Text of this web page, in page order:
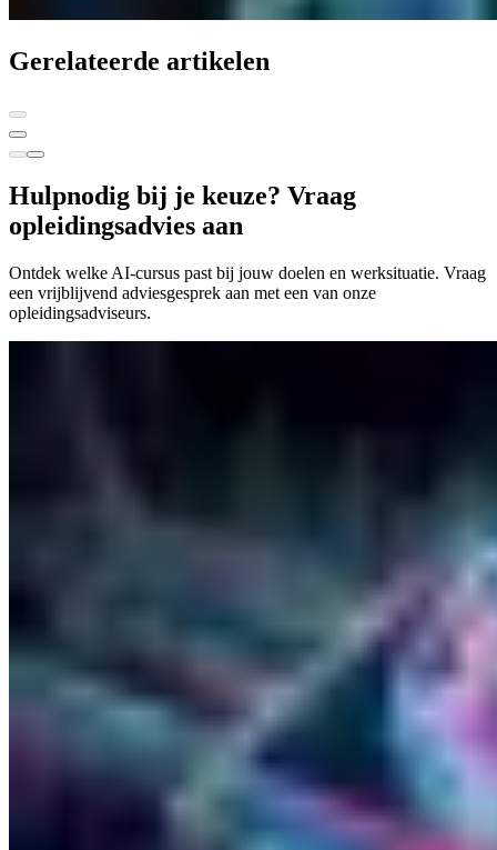
Gerelateerde artikelen
Hulpnodig bij je keuze? Vraag
opleidingsadvies aan
Ontdek welke AI-cursus past bij jouw doelen en werksituatie. Vraag
een vrijblijvend adviesgesprek aan met een van onze
opleidingsadviseurs.